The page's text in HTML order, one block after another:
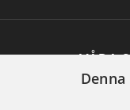
VÅRA